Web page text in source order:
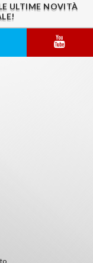
ULTIME NOVITÀ